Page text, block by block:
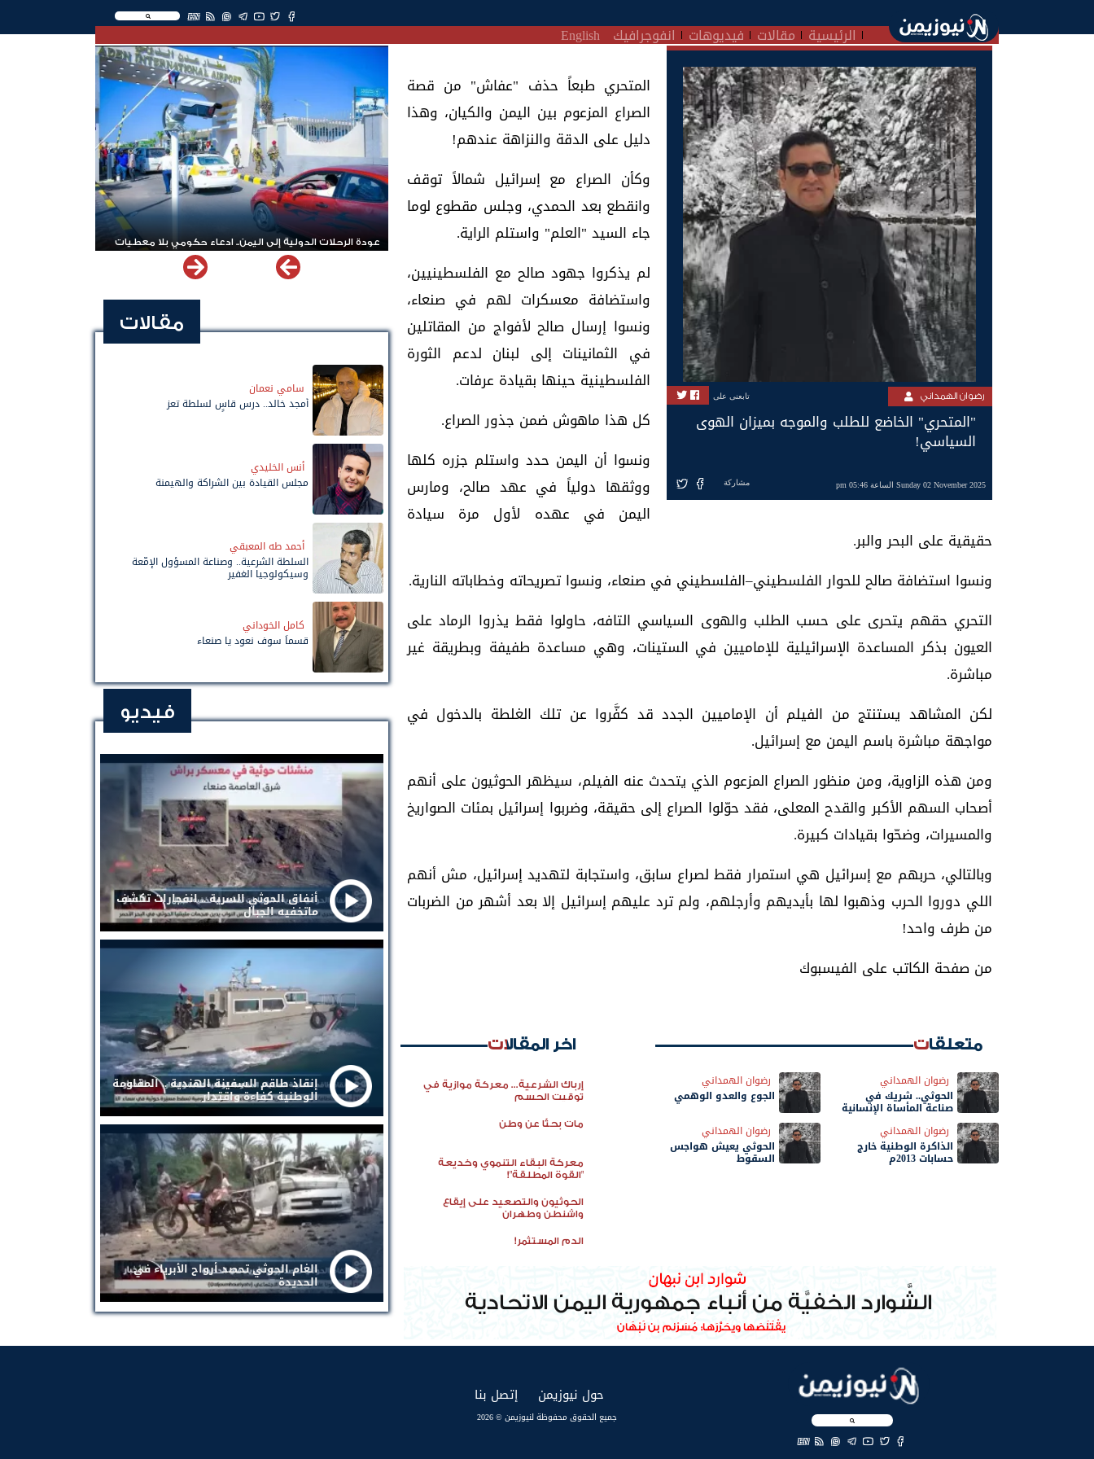
EN
الرئيسية مقالات فيديوهات انفوجرافيك English
رضوان الهمداني تابعنى على
"المتحري" الخاضع للطلب والموجه بميزان الهوى
السياسي!
Sunday 02 November 2025 الساعة 05:46 pm مشاركة
المتحري طبعاً حذف "عفاش" من قصة
الصراع المزعوم بين اليمن والكيان، وهذا
دليل على الدقة والنزاهة عندهم!
وكأن الصراع مع إسرائيل شمالاً توقف
وانقطع بعد الحمدي، وجلس مقطوع لوما
جاء السيد "العلم" واستلم الراية.
لم يذكروا جهود صالح مع الفلسطينيين،
واستضافة معسكرات لهم في صنعاء،
ونسوا إرسال صالح لأفواج من المقاتلين
في الثمانينات إلى لبنان لدعم الثورة
الفلسطينية حينها بقيادة عرفات.
كل هذا ماهوش ضمن جذور الصراع.
ونسوا أن اليمن حدد واستلم جزره كلها
ووثقها دولياً في عهد صالح، ومارس
اليمن في عهده لأول مرة سيادة
حقيقية على البحر والبر.
ونسوا استضافة صالح للحوار الفلسطيني–الفلسطيني في صنعاء، ونسوا تصريحاته وخطاباته النارية.
التحري حقهم يتحرى على حسب الطلب والهوى السياسي التافه، حاولوا فقط يذروا الرماد على
العيون بذكر المساعدة الإسرائيلية للإماميين في الستينات، وهي مساعدة طفيفة وبطريقة غير
مباشرة.
لكن المشاهد يستنتج من الفيلم أن الإماميين الجدد قد كفَّروا عن تلك الغلطة بالدخول في
مواجهة مباشرة باسم اليمن مع إسرائيل.
ومن هذه الزاوية، ومن منظور الصراع المزعوم الذي يتحدث عنه الفيلم، سيظهر الحوثيون على أنهم
أصحاب السهم الأكبر والقدح المعلى، فقد حوّلوا الصراع إلى حقيقة، وضربوا إسرائيل بمئات الصواريخ
والمسيرات، وضحّوا بقيادات كبيرة.
وبالتالي، حربهم مع إسرائيل هي استمرار فقط لصراع سابق، واستجابة لتهديد إسرائيل، مش أنهم
اللي دوروا الحرب وذهبوا لها بأيديهم وأرجلهم، ولم ترد عليهم إسرائيل إلا بعد أشهر من الضربات
من طرف واحد!
من صفحة الكاتب على الفيسبوك
متعلقات
رضوان الهمداني
الحوثي.. شريك في
صناعة المأساة الإنسانية
رضوان الهمداني
الجوع والعدو الوهمي
رضوان الهمداني
الذاكرة الوطنية خارج
حسابات 2013م
رضوان الهمداني
الحوثي يعيش هواجس
السقوط
اخر المقالات
إرباك الشرعية... معركة موازية في
توقيت الحسم
مات بحثًا عن وطن
معركة البقاء التنموي وخديعة
"القوة المطلقة"!
الحوثيون والتصعيد على إيقاع
واشنطن وطهران
الدم المستثمر!
عودة الرحلات الدولية إلى اليمن.. ادعاء حكومي بلا معطيات
مقالات
سامي نعمان
أمجد خالد.. درس قاسٍ لسلطة تعز
أنس الخليدي
مجلس القيادة بين الشراكة والهيمنة
أحمد طه المعبقي
السلطة الشرعية.. وصناعة المسؤول الإمّعة
وسيكولوجيا الغفير
كامل الخوداني
قسماً سوف نعود يا صنعاء
فيديو
أنفاق الحوثي السرية .. انفجارات تكشف
ماتخفيه الجبال
إنقاذ طاقم السفينة الهندية .. المقاومة
الوطنية كفاءة واقتدار
الغام الحوثي تحصد أرواح الأبرياء في
الحديدة
EN
حول نيوزيمن إتصل بنا
جميع الحقوق محفوظة لنيوزيمن © 2026